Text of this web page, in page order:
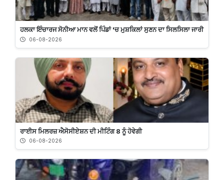
ਹਲਕਾ ਇੰਚਾਰਜ ਸੋਨੀਆ ਮਾਨ ਵਲੋਂ ਪਿੰਡਾਂ 'ਚ ਮੁਸ਼ਕਿਲਾਂ ਸੁਣਨ ਦਾ ਸਿਲਸਿਲਾ ਜਾਰੀ
06-08-2026
ਰਾਈਸ ਮਿਲਰਜ਼ ਐਸੋਸੀਏਸ਼ਨ ਦੀ ਮੀਟਿੰਗ 8 ਨੂੰ ਹੋਵੇਗੀ
06-08-2026